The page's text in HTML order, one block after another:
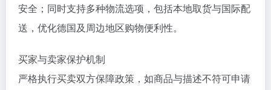
安全；同时支持多种物流选项，包括本地取货与国际配
送，优化德国及周边地区购物便利性。
买家与卖家保护机制
严格执行买卖双方保障政策，如商品与描述不符可申请